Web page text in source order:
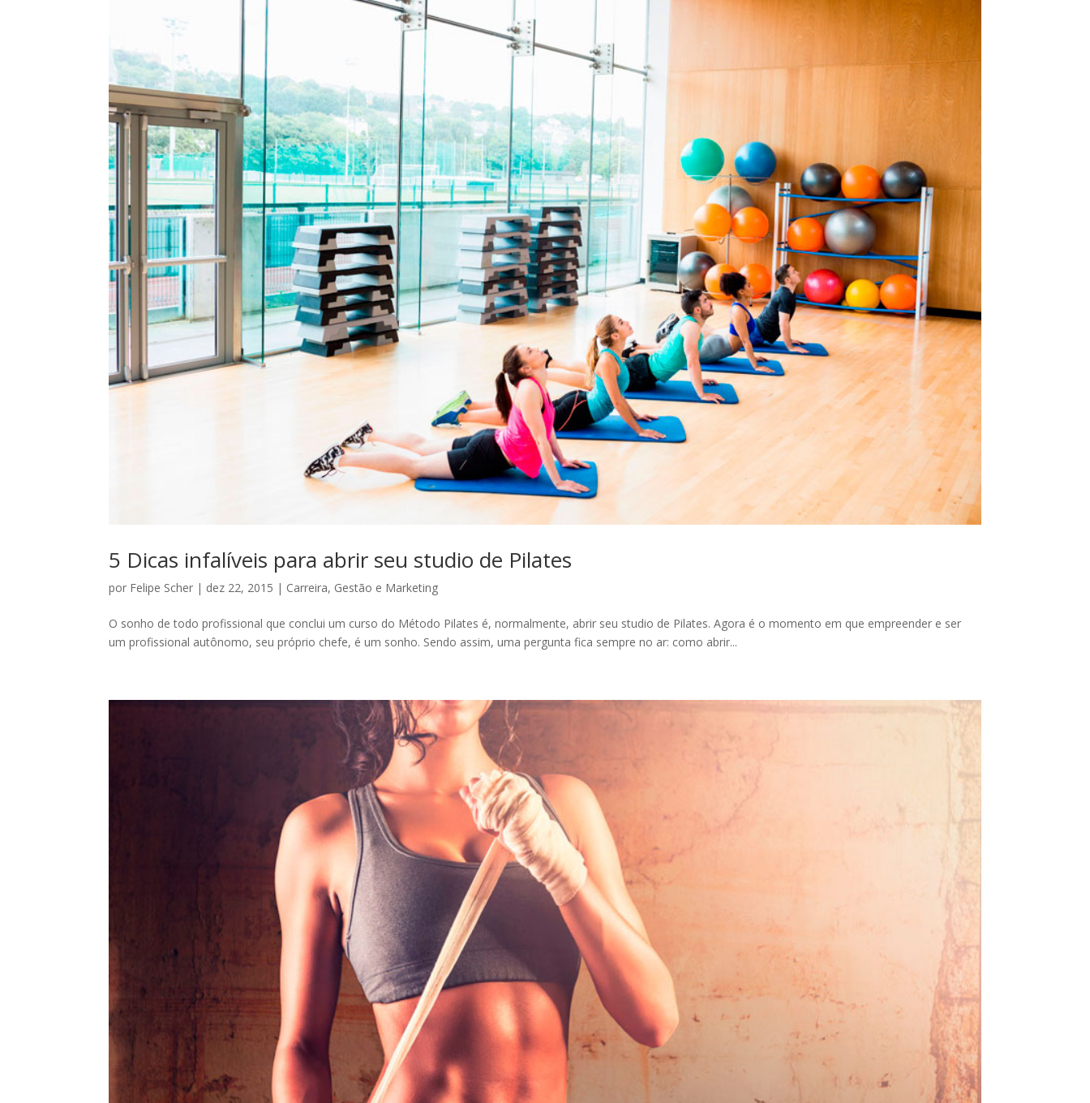
5 Dicas infalíveis para abrir seu studio de Pilates
por Felipe Scher | dez 22, 2015 | Carreira, Gestão e Marketing
O sonho de todo profissional que conclui um curso do Método Pilates é, normalmente, abrir seu studio de Pilates. Agora é o momento em que empreender e ser
um profissional autônomo, seu próprio chefe, é um sonho. Sendo assim, uma pergunta fica sempre no ar: como abrir...